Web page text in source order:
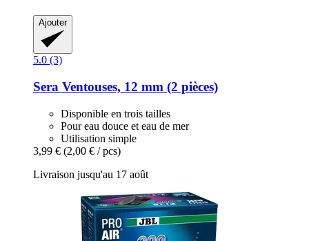
Ajouter
5.0 (3)
Sera Ventouses, 12 mm (2 pièces)
Disponible en trois tailles
Pour eau douce et eau de mer
Utilisation simple
3,99 € (2,00 € / pcs)
Livraison jusqu'au 17 août